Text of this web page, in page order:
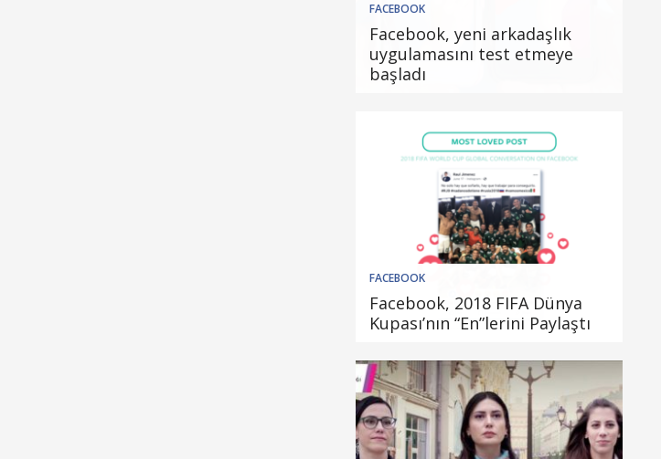
FACEBOOK
Facebook, yeni arkadaşlık
uygulamasını test etmeye
başladı
FACEBOOK
Facebook, 2018 FIFA Dünya
Kupası’nın “En”lerini Paylaştı